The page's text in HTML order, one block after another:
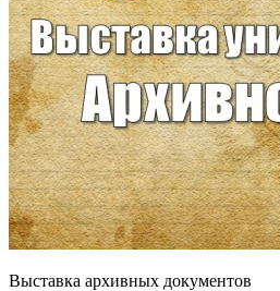
Выставка архивных документов